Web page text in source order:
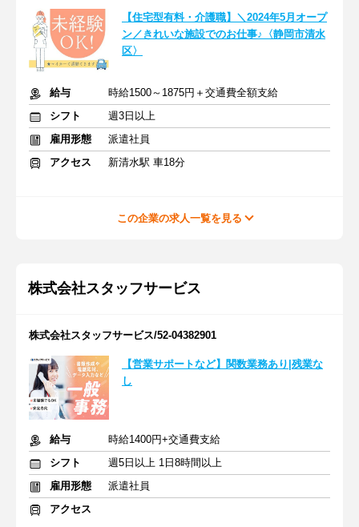
【住宅型有料・介護職】＼2024年5月オープ
ン／きれいな施設でのお仕事♪〈静岡市清水
区〉
給与
時給1500～1875円＋交通費全額支給
シフト
週3日以上
雇用形態
派遣社員
アクセス
新清水駅 車18分
この企業の求人一覧を見る
株式会社スタッフサービス
株式会社スタッフサービス/52-04382901
【営業サポートなど】関数業務あり|残業な
し
給与
時給1400円+交通費支給
シフト
週5日以上 1日8時間以上
雇用形態
派遣社員
アクセス